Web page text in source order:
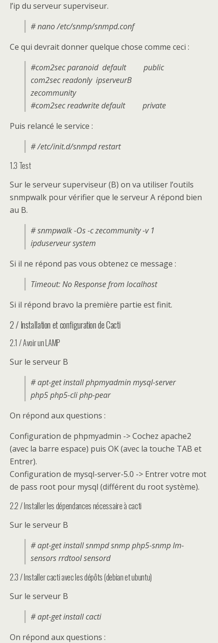
l’ip du serveur superviseur.
# nano/etc/snmp/snmpd.conf
Ce qui devrait donner quelque chose comme ceci :
#com2sec paranoid default public
com2sec readonly ipserveurB
zecommunity
#com2sec readwrite default private
Puis relancé le service :
# /etc/init.d/snmpd restart
1.3 Test
Sur le serveur superviseur (B) on va utiliser l’outils
snmpwalk pour vérifier que le serveur A répond bien
au B.
# snmpwalk -Os -c zecommunity -v 1
ipduserveur system
Si il ne répond pas vous obtenez ce message :
Timeout: No Response from localhost
Si il répond bravo la première partie est finit.
2 / Installation et configuration de Cacti
2.1 / Avoir un LAMP
Sur le serveur B
# apt-get install phpmyadmin mysql-server
php5 php5-cli php-pear
On répond aux questions :
Configuration de phpmyadmin -> Cochez apache2
(avec la barre espace) puis OK (avec la touche TAB et
Entrer).
Configuration de mysql-server-5.0 -> Entrer votre mot
de pass root pour mysql (différent du root système).
2.2 / Installer les dépendances nécessaire à cacti
Sur le serveur B
# apt-get install snmpd snmp php5-snmp lm-
sensors rrdtool sensord
2.3 / Installer cacti avec les dépôts (debian et ubuntu)
Sur le serveur B
# apt-get install cacti
On répond aux questions :